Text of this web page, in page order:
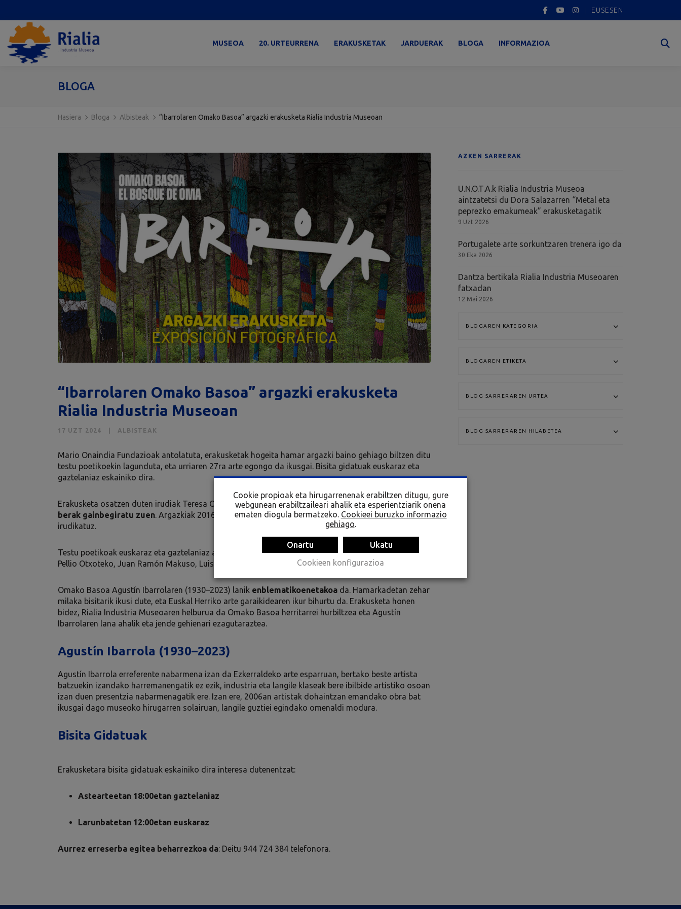
EUSESEN
MUSEOA 20. URTEURRENA ERAKUSKETAK JARDUERAK BLOGA INFORMAZIOA
BLOGA
Hasiera Bloga Albisteak “Ibarrolaren Omako Basoa” argazki erakusketa Rialia Industria Museoan
“Ibarrolaren Omako Basoa” argazki erakusketa
Rialia Industria Museoan
17 UZT 2024 ALBISTEAK
Mario Onaindia Fundazioak antolatuta, erakusketak hogeita hamar argazki baino gehiago biltzen ditu
testu poetikoekin lagunduta, eta urriaren 27ra arte egongo da ikusgai. Bisita gidatuak euskaraz eta
gaztelaniaz eskainiko dira.
Erakusketa osatzen duten irudiak Teresa Ormazabalek hartu zituen, eta hautaketaAgustín Ibarrolak
berak gainbegiratu zuen. Argazkiak 2016an eta 2017an egin ziren, jatorrizko Omako Basoa
irudikatuz.
Testu poetikoak euskaraz eta gaztelaniaz aurkezten dira, eta hauek idatzi dituzte: Aritz Gorrotxategi,
Pellio Otxoteko, Juan Ramón Makuso, Luisa Etxenike, Eli Tolaretxipi, Julia Otxoa eta Felipe Juaristi.
Omako Basoa Agustín Ibarrolaren (1930–2023) lanik enblematikoenetakoa da. Hamarkadetan zehar
milaka bisitarik ikusi dute, eta Euskal Herriko arte garaikidearen ikur bihurtu da. Erakusketa honen
bidez, Rialia Industria Museoaren helburua da Omako Basoa herritarrei hurbiltzea eta Agustín
Ibarrolaren lana ahalik eta jende gehienari ezagutaraztea.
Agustín Ibarrola (1930–2023)
Agustín Ibarrola erreferente nabarmena izan da Ezkerraldeko arte esparruan, bertako beste artista
batzuekin izandako harremanengatik ez ezik, industria eta langile klaseak bere ibilbide artistiko osoan
izan duen presentzia nabarmenagatik ere. Izan ere, 2006an artistak dohaintzan emandako obra bat
ikusgai dago museoko hirugarren solairuan, langile guztiei egindako omenaldi modura.
Bisita Gidatuak
Erakusketara bisita gidatuak eskainiko dira interesa dutenentzat:
Astearteetan 18:00etan gaztelaniaz
Larunbatetan 12:00etan euskaraz
Aurrez erreserba egitea beharrezkoa da: Deitu 944 724 384 telefonora.
AZKEN SARRERAK
U.N.O.T.A.k Rialia Industria Museoa
aintzatetsi du Dora Salazarren “Metal eta
peprezko emakumeak” erakusketagatik
9 Uzt 2026
Portugalete arte sorkuntzaren trenera igo da
30 Eka 2026
Dantza bertikala Rialia Industria Museoaren
fatxadan
12 Mai 2026
Cookie propioak eta hirugarrenenak erabiltzen ditugu, gure
webgunean erabiltzaileari ahalik eta esperientziarik onena
ematen diogula bermatzeko. Cookieei buruzko informazio
gehiago.
Onartu
Ukatu
Cookieen konfigurazioa